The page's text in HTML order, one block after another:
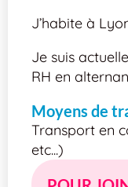
J’habite à
Je suis
RH en
Moyens de
Transport en
etc...)